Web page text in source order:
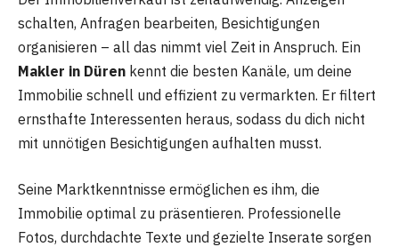
schalten, Anfragen bearbeiten, Besichtigungen
organisieren – all das nimmt viel Zeit in Anspruch. Ein
Makler in Düren kennt die besten Kanäle, um deine
Immobilie schnell und effizient zu vermarkten. Er filtert
ernsthafte Interessenten heraus, sodass du dich nicht
mit unnötigen Besichtigungen aufhalten musst.
Seine Marktkenntnisse ermöglichen es ihm, die
Immobilie optimal zu präsentieren. Professionelle
Fotos, durchdachte Texte und gezielte Inserate sorgen